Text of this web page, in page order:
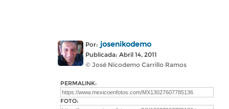
Por: josenikodemo
Publicada: Abril 14, 2011
© José Nicodemo Carrillo Ramos
PERMALINK:
FOTO: